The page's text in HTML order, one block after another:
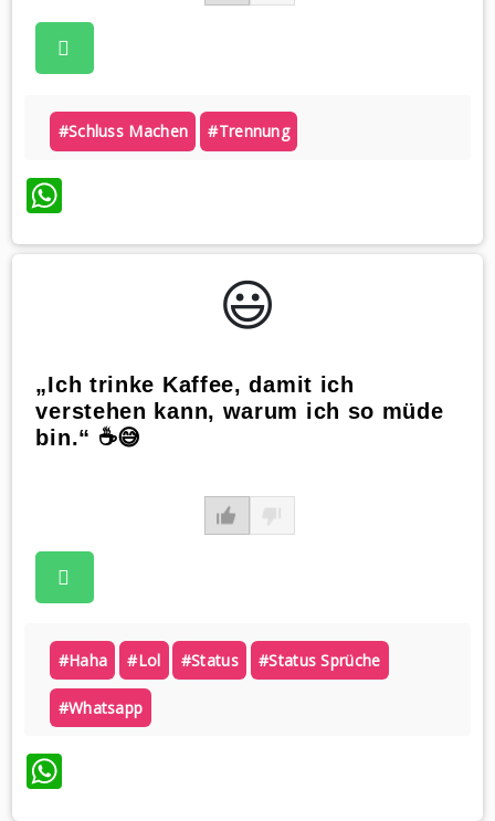
#schluss Machen #trennung
WhatsApp
😃️
„Ich trinke Kaffee, damit ich
verstehen kann, warum ich so müde
bin.“ ☕😅
#haha #lol #status #status Sprüche
#whatsapp
WhatsApp